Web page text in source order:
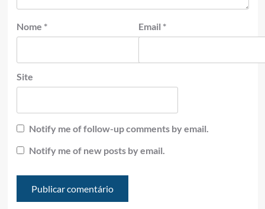
Nome * Email *
Site
Notify me of follow-up comments by email.
Notify me of new posts by email.